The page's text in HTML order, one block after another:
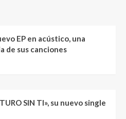
EP en acústico, una
de sus canciones
SIN TI», su nuevo single